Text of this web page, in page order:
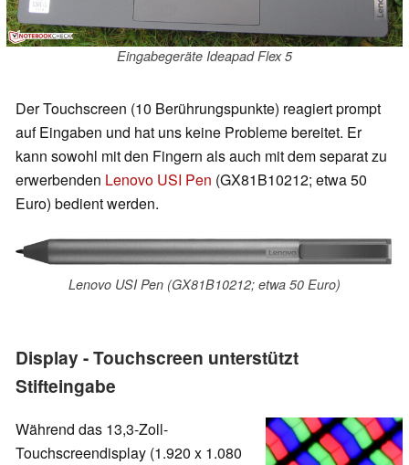
Eingabegeräte Ideapad Flex 5
Der Touchscreen (10 Berührungspunkte) reagiert prompt
auf Eingaben und hat uns keine Probleme bereitet. Er
kann sowohl mit den Fingern als auch mit dem separat zu
erwerbenden Lenovo USI Pen (GX81B10212; etwa 50
Euro) bedient werden.
Lenovo USI Pen (GX81B10212; etwa 50 Euro)
Display - Touchscreen unterstützt
Stifteingabe
Während das 13,3-Zoll-
Touchscreendisplay (1.920 x 1.080